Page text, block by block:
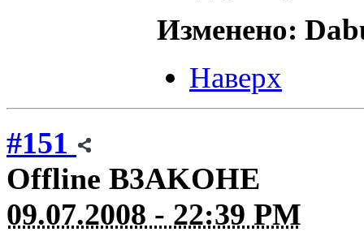
Изменено:
Наверх
#151
Offline B3AKOHE
09.07.2008 - 22:39 PM